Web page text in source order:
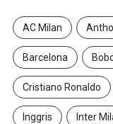
AC Milan
Barcelona
Cristiano Ronaldo
Inggris Inter